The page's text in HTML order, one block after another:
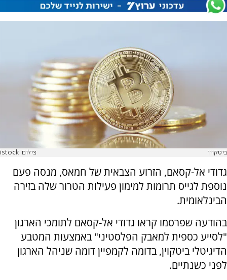
ביטקוין צילום: istock
גדודי אל-קסאם, הזרוע הצבאית של חמאס, מנסה פעם
נוספת לגייס תרומות למימון פעילות הטרור שלה בזירה
הבינלאומית.
בהודעה שפרסמו קראו גדודי אל-קסאם לתומכי הארגון
"לסייע כספית למאבק הפלסטיני" באמצעות המטבע
הדיגיטלי ביטקוין, בדומה לקמפיין דומה שניהל הארגון
לפני כשנתיים.